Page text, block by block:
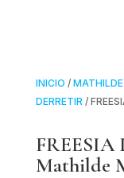
INICIO /
DERRETIR /
FREESIA
Mathilde